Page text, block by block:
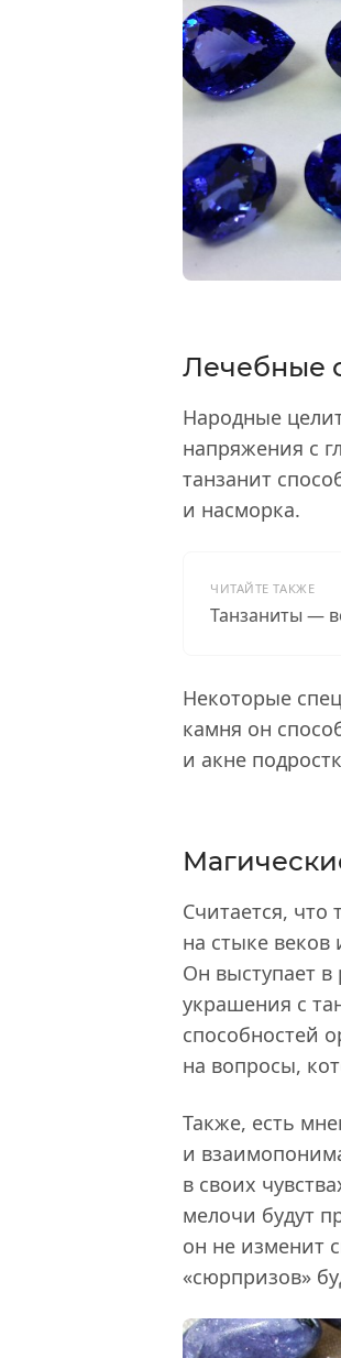
Лечебные
Народные
напряжения с
танзанит
и насморка.
ЧИТАЙТЕ ТАКЖЕ
Танзаниты —
Некоторые
камня он
и акне
Считается, что
на стыке
Он выступает в
украшения с
способностей
на вопросы,
Также, есть
и
в своих
мелочи будут
он не изменит
«сюрпризов»